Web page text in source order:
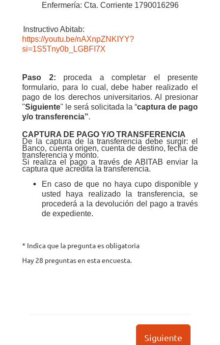
Enfermería: Cta. Corriente 1790016296
Instructivo Abitab:
https://youtu.be/nAXnpZNKIYY?
si=1S5Tny0b_LGBFI7X
Paso 2: proceda a completar el presente
formulario, para lo cual, debe haber realizado el
pago de los derechos universitarios. Al presionar
"Siguiente" le será solicitada la “captura de pago
y/o transferencia”.
CAPTURA DE PAGO Y/O TRANSFERENCIA
De la captura de la transferencia debe surgir: el
Banco, cuenta origen, cuenta de destino, fecha de
transferencia y monto.
Si realiza el pago a través de ABITAB enviar la
captura que acredita la transferencia.
En caso de que no haya cupo disponible y
usted haya realizado la transferencia, se
procederá a la devolución del pago a través
de expediente.
* Indica que la pregunta es obligatoria
Hay 28 preguntas en esta encuesta.
Siguiente